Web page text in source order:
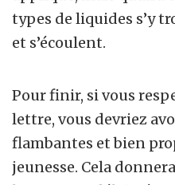
types de liquides s’y
et s’écoulent.
Pour finir, si vous
lettre, vous devriez
flambantes et bien
jeunesse. Cela